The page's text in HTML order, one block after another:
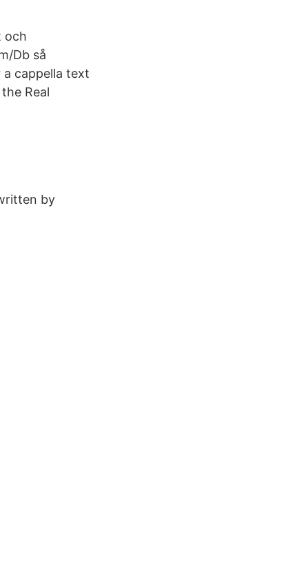
och
Db så
cappella text
Real
by